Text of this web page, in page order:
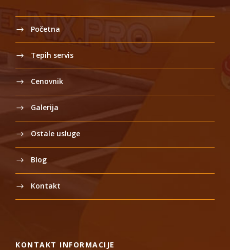
Početna
Tepih servis
Cenovnik
Galerija
Ostale usluge
Blog
Kontakt
KONTAKT INFORMACIJE